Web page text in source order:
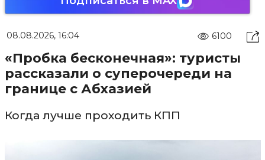
08.08.2026, 16:04 6100
«Пробка бесконечная»: туристы
рассказали о суперочереди на
границе с Абхазией
Когда лучше проходить КПП